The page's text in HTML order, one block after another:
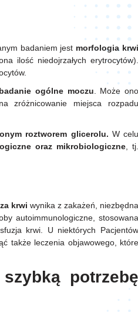
badaniem jest morfologia krwi
ilość niedojrzałych erytrocytów).
badanie ogólne moczu . Może ono
zróżnicowanie miejsca rozpadu
roztworem glicerolu. W celu
oraz mikrobiologiczne , tj.
krwi wynika z zakażeń, niezbędna
autoimmunologiczne, stosowana
krwi. U niektórych Pacjentów
także leczenia objawowego, które
potrzebę